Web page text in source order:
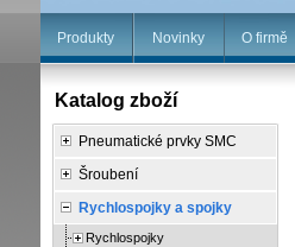
Produkty Novinky O firmě
Katalog zboží
Pneumatické prvky SMC
Šroubení
Rychlospojky a spojky
Rychlospojky